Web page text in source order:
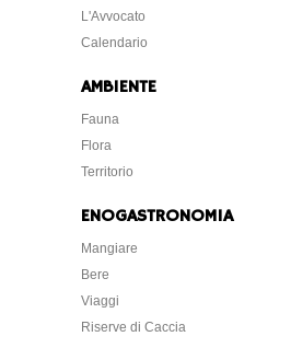
L'Avvocato
Calendario
AMBIENTE
Fauna
Flora
Territorio
ENOGASTRONOMIA
Mangiare
Bere
Viaggi
Riserve di Caccia